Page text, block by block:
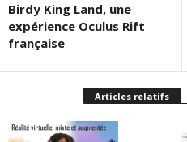
Birdy King Land, une
expérience Oculus Rift
française
Articles relatifs